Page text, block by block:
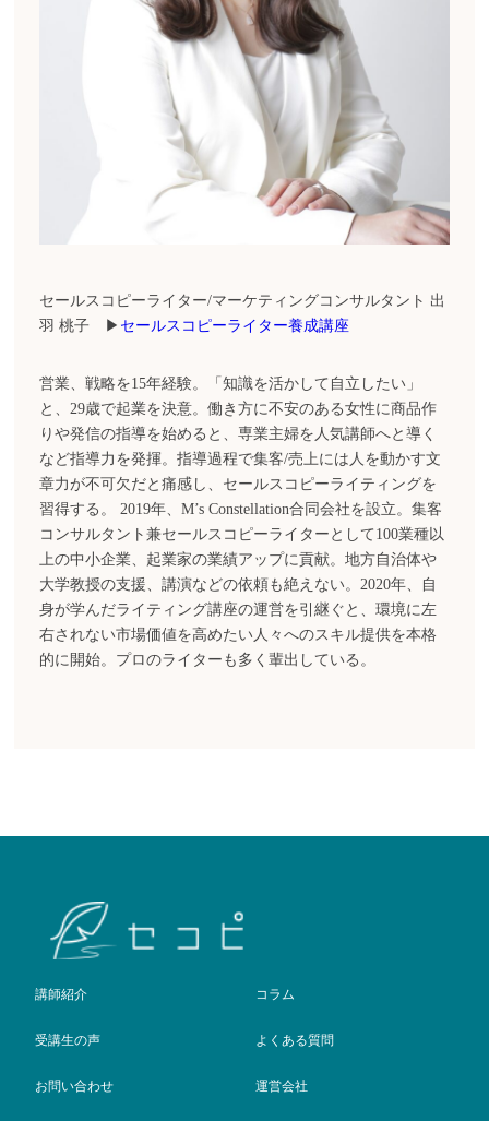
セールスコピーライター/マーケティングコンサルタント 出
羽 桃子 ▶ セールスコピーライター養成講座
営業、戦略を15年経験。「知識を活かして自立したい」
と、29歳で起業を決意。働き方に不安のある女性に商品作
りや発信の指導を始めると、専業主婦を人気講師へと導く
など指導力を発揮。指導過程で集客/売上には人を動かす文
章力が不可欠だと痛感し、セールスコピーライティングを
習得する。 2019年、M’s Constellation合同会社を設立。集客
コンサルタント兼セールスコピーライターとして100業種以
上の中小企業、起業家の業績アップに貢献。地方自治体や
大学教授の支援、講演などの依頼も絶えない。2020年、自
身が学んだライティング講座の運営を引継ぐと、環境に左
右されない市場価値を高めたい人々へのスキル提供を本格
的に開始。プロのライターも多く輩出している。
講師紹介 コラム
受講生の声 よくある質問
お問い合わせ 運営会社